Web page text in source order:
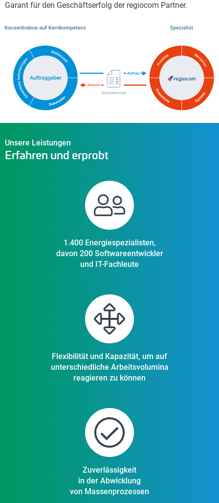
Garant für den Geschäftserfolg der regiocom Partner.
Unsere Leistungen
Erfahren und erprobt
1.400 Energiespezialisten,
davon 200 Softwareentwickler
und IT-Fachleute
Flexibilität und Kapazität, um auf
unterschiedliche Arbeitsvolumina
reagieren zu können
Zuverlässigkeit
in der Abwicklung
von Massenprozessen